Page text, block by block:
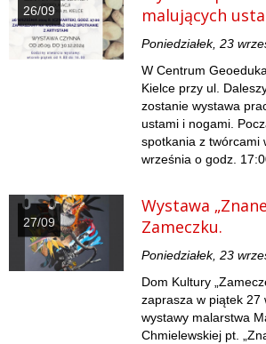
26/09
malujących
Poniedziałek, 23
W Centrum
Kielce przy ul.
zostanie wystawa
ustami i nogami.
spotkania z twórcami
września o godz.
27/09
Wystawa
Zameczku.
Poniedziałek, 23
Dom Kultury
zaprasza w piątek 27
wystawy malarstwa
Chmielewskiej pt.